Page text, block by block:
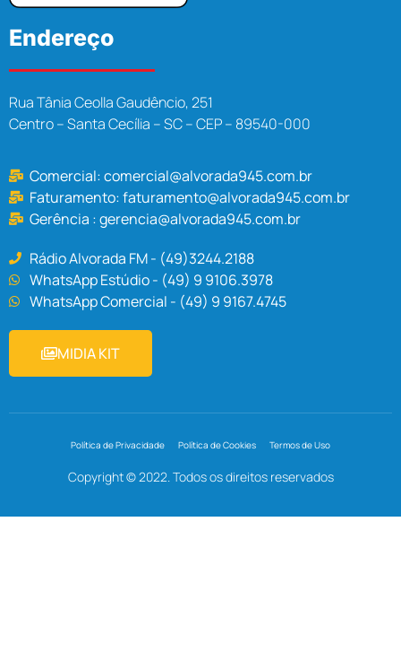
Endereço
Rua Tânia Ceolla Gaudêncio, 251
Centro – Santa Cecília – SC – CEP – 89540-000
Comercial:comercial@alvorada945.com.br
Faturamento:faturamento@alvorada945.com.br
Gerência :gerencia@alvorada945.com.br
Rádio Alvorada FM - (49)3244.2188
WhatsApp Estúdio - (49) 9 9106.3978
WhatsApp Comercial - (49) 9 9167.4745
MIDIA KIT
Política de Privacidade Política de Cookies Termos de Uso
Copyright © 2022. Todos os direitos reservados